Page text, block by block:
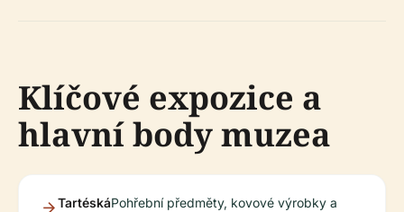
Klíčové expozice a
hlavní body muzea
TartéskáPohřební předměty, kovové výrobky a